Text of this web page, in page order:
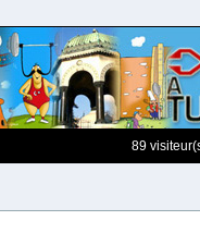
89